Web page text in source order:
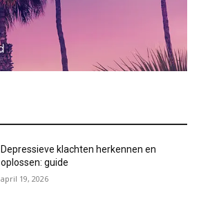
Depressieve klachten herkennen en
oplossen: guide
april 19, 2026